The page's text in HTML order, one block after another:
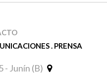
. PRENSA
- Junín (B)